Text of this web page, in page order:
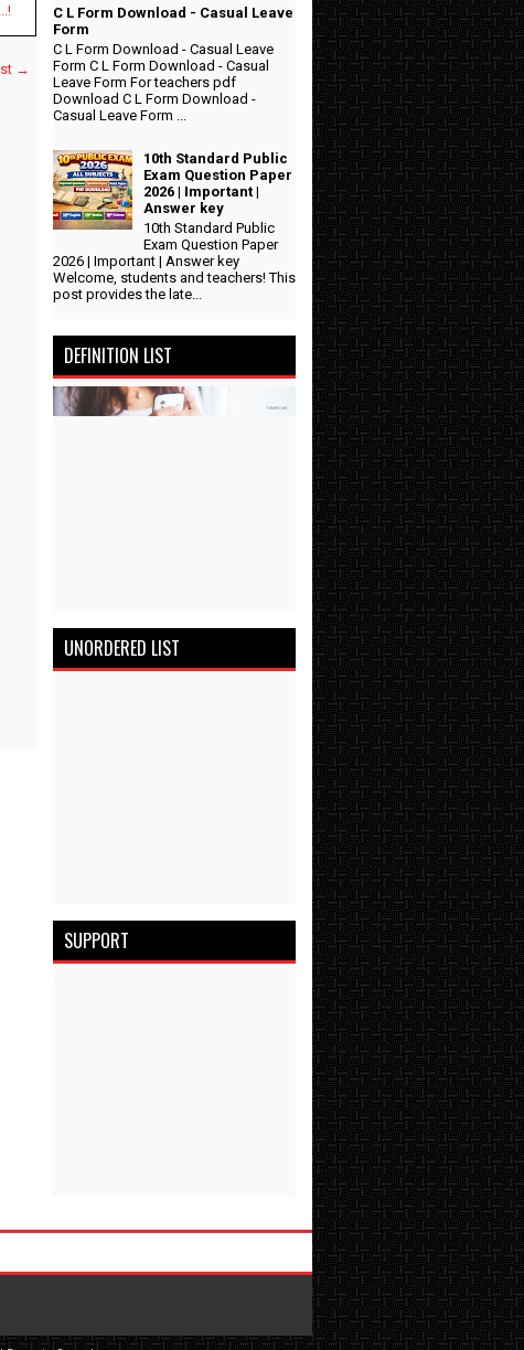
→
C L Form Download - Casual Leave
Form
C L Form Download - Casual Leave
Form C L Form Download - Casual
Leave Form For teachers pdf
Download C L Form Download -
Casual Leave Form ...
10th Standard Public
Exam Question Paper
2026 | Important |
Answer key
10th Standard Public
Exam Question Paper
2026 | Important | Answer key
Welcome, students and teachers! This
post provides the late...
DEFINITION LIST
UNORDERED LIST
SUPPORT